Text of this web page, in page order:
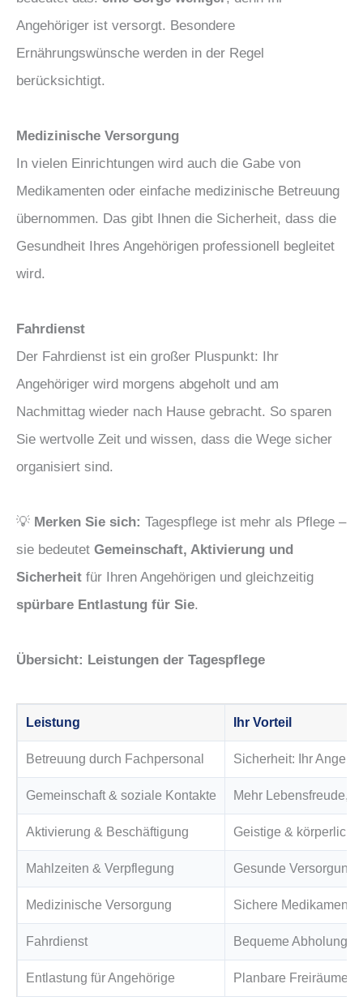
Angehöriger ist versorgt. Besondere
Ernährungswünsche werden in der Regel
berücksichtigt.
Medizinische Versorgung
In vielen Einrichtungen wird auch die Gabe von
Medikamenten oder einfache medizinische Betreuung
übernommen. Das gibt Ihnen die Sicherheit, dass die
Gesundheit Ihres Angehörigen professionell begleitet
wird.
Fahrdienst
Der Fahrdienst ist ein großer Pluspunkt: Ihr
Angehöriger wird morgens abgeholt und am
Nachmittag wieder nach Hause gebracht. So sparen
Sie wertvolle Zeit und wissen, dass die Wege sicher
organisiert sind.
💡 Merken Sie sich: Tagespflege ist mehr als Pflege –
sie bedeutet Gemeinschaft, Aktivierung und
Sicherheit für Ihren Angehörigen und gleichzeitig
spürbare Entlastung für Sie.
Übersicht: Leistungen der Tagespflege
Leistung Ihr Vorteil
Betreuung durch Fachpersonal Sicherheit: Ihr
Gemeinschaft & soziale Kontakte Mehr Lebensfreude,
Aktivierung & Beschäftigung Geistige &
Mahlzeiten & Verpflegung Gesunde
Medizinische Versorgung Sichere
Fahrdienst Bequeme Abholung
Entlastung für Angehörige Planbare Freiräume